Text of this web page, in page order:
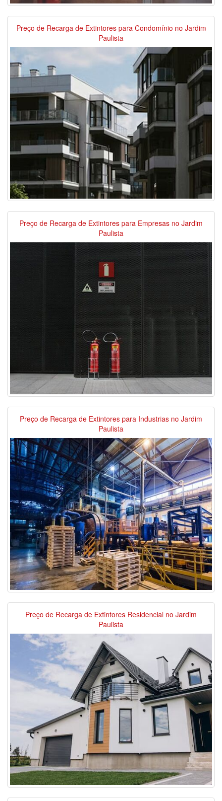
Preço de Recarga de Extintores para Condomínio no Jardim
Paulista
Preço de Recarga de Extintores para Empresas no Jardim
Paulista
Preço de Recarga de Extintores para Industrias no Jardim
Paulista
Preço de Recarga de Extintores Residencial no Jardim
Paulista